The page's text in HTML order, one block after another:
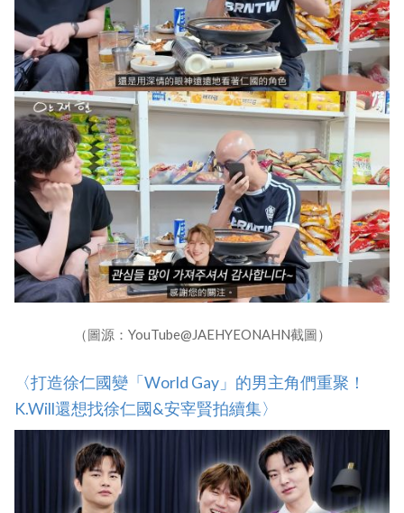
（圖源：YouTube@JAEHYEONAHN截圖）
‎〈打造徐仁國變「World Gay」的男主角們重聚！
K.Will還想找徐仁國&安宰賢拍續集〉